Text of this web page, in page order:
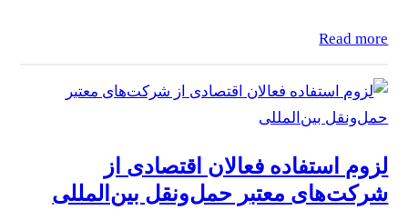
Read more
لزوم استفاده فعالان اقتصادی از
شرکت‌های معتبر حمل‌و‌نقل بین‌المللی